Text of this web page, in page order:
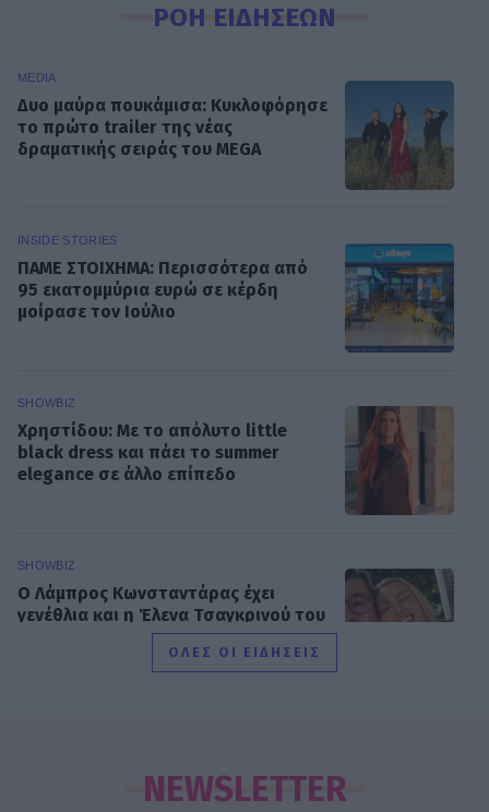
ΡΟΗ ΕΙΔΗΣΕΩΝ
MEDIA
Δυο μαύρα πουκάμισα: Κυκλοφόρησε
το πρώτο trailer της νέας
δραματικής σειράς του MEGA
INSIDE STORIES
ΠΑΜΕ ΣΤΟΙΧΗΜΑ: Περισσότερα από
95 εκατομμύρια ευρώ σε κέρδη
μοίρασε τον Ιούλιο
SHOWBIZ
Χρηστίδου: Με το απόλυτο little
black dress και πάει το summer
elegance σε άλλο επίπεδο
SHOWBIZ
Ο Λάμπρος Κωνσταντάρας έχει
γενέθλια και η Έλενα Τσαγκρινού του
εύχεται δημόσια
διακοπές από το 2018 – Η
αποκάλυψη μέσα από throwback
ΟΛΕΣ ΟΙ ΕΙΔΗΣΕΙΣ
NEWSLETTER